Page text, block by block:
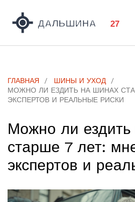
ГЛАВНАЯ
ШИНЫ И УХОД
МОЖНО ЛИ ЕЗДИТЬ НА ШИНАХ
ЭКСПЕРТОВ И РЕАЛЬНЫЕ РИСКИ
Можно ли
старше 7 лет:
экспертов и